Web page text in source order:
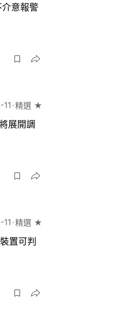
意報警
精選 ★
展開調
精選 ★
置可判